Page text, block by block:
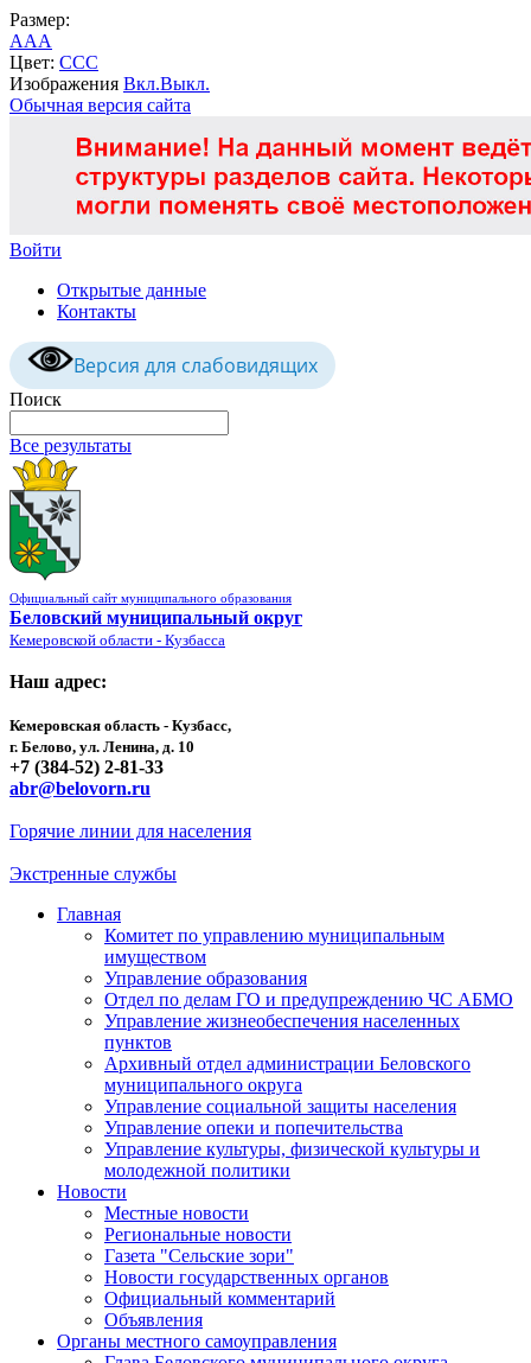
Размер:
AAA
Цвет: CCC
Изображения Вкл.Выкл.
Обычная версия сайта
Войти
Открытые данные
Контакты
Версия для слабовидящих
Поиск
Все результаты
Официальный сайт муниципального образования
Беловский муниципальный округ
Кемеровской области - Кузбасса
Наш адрес:
Кемеровская область - Кузбасс,
г. Белово, ул. Ленина, д. 10
+7 (384-52) 2-81-33
abr@belovorn.ru
Горячие линии для населения
Экстренные службы
Главная
Комитет по управлению муниципальным
имуществом
Управление образования
Отдел по делам ГО и предупреждению ЧС АБМО
Управление жизнеобеспечения населенных
пунктов
Архивный отдел администрации Беловского
муниципального округа
Управление социальной защиты населения
Управление опеки и попечительства
Управление культуры, физической культуры и
молодежной политики
Новости
Местные новости
Региональные новости
Газета "Сельские зори"
Новости государственных органов
Официальный комментарий
Объявления
Органы местного самоуправления